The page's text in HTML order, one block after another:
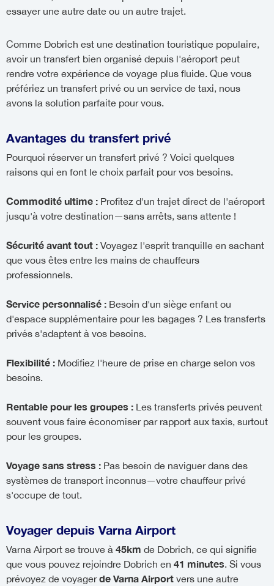
essayer une autre date ou un autre trajet.
Comme Dobrich est une destination touristique populaire,
avoir un transfert bien organisé depuis l'aéroport peut
rendre votre expérience de voyage plus fluide. Que vous
préfériez un transfert privé ou un service de taxi, nous
avons la solution parfaite pour vous.
Avantages du transfert privé
Pourquoi réserver un transfert privé ? Voici quelques
raisons qui en font le choix parfait pour vos besoins.
Commodité ultime : Profitez d'un trajet direct de l'aéroport
jusqu'à votre destination—sans arrêts, sans attente !
Sécurité avant tout : Voyagez l'esprit tranquille en sachant
que vous êtes entre les mains de chauffeurs
professionnels.
Service personnalisé : Besoin d'un siège enfant ou
d'espace supplémentaire pour les bagages ? Les transferts
privés s'adaptent à vos besoins.
Flexibilité : Modifiez l'heure de prise en charge selon vos
besoins.
Rentable pour les groupes : Les transferts privés peuvent
souvent vous faire économiser par rapport aux taxis, surtout
pour les groupes.
Voyage sans stress : Pas besoin de naviguer dans des
systèmes de transport inconnus—votre chauffeur privé
s'occupe de tout.
Voyager depuis Varna Airport
Varna Airport se trouve à 45km de Dobrich, ce qui signifie
que vous pouvez rejoindre Dobrich en 41 minutes. Si vous
prévoyez de voyagerde Varna Airport vers une autre